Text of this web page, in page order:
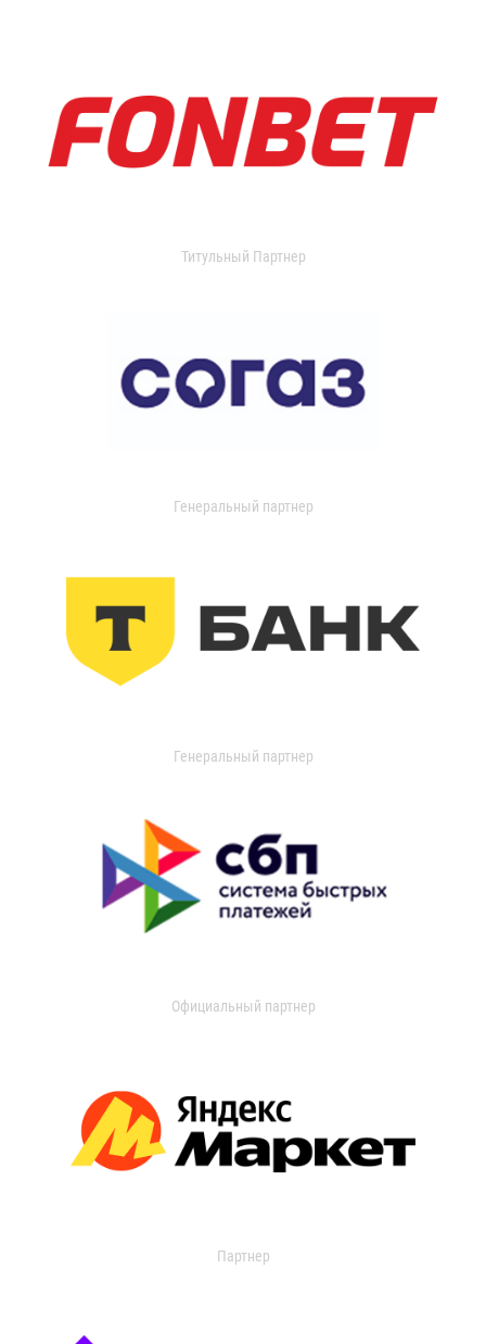
Титульный Партнер
Генеральный партнер
Генеральный партнер
Официальный партнер
Партнер